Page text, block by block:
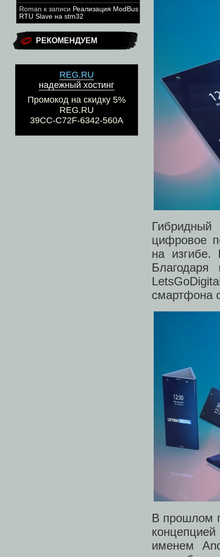
Roman к записи Реализация ModBus
RTU Slave на stm32
РЕКОМЕНДУЕМ
REG.RU
надежный хостинг
Промокод на скидку 5%
REG.RU
39CC-C72F-6342-560A
Гибридный
цифровое
на изгибе.
смартфона
В прошлом
именем